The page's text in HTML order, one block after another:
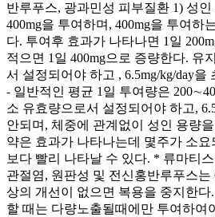
반루푸스, 광과민성 피부질환 1) 성인
400mg을 투여하며, 400mg을 투여하
다. 투여후 효과가 나타나면 1일
적으면 1일 400mg으로 증량한다. 유
서 설정되어야 하고 , 6.5mg/kg/day을
- 일반적인 평균 1일 투여량은
소 유효량으로서 설정되어야 하고,
안되며, 체중에 관계없이 성인 용량
약은 효과가 나타나는데 몇주가 소
보다 빨리 나타날 수 있다. * 류마티
관절염, 원판성 및 전신홍반루푸스
상의 개선이 없으면 복용을 중지한
할 때는 다량노출될때에만 투여하여